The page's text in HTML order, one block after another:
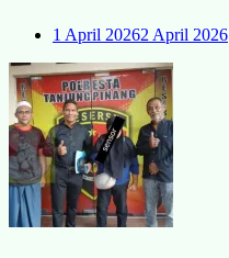
1 April 20262 April 2026